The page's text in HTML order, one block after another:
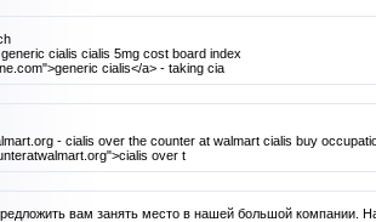
cialis cialis 5mg cost board index
cialis</a> - taking cia
- cialis over the counter at walmart cialis buy
over t
вам занять место в нашей большой компании.